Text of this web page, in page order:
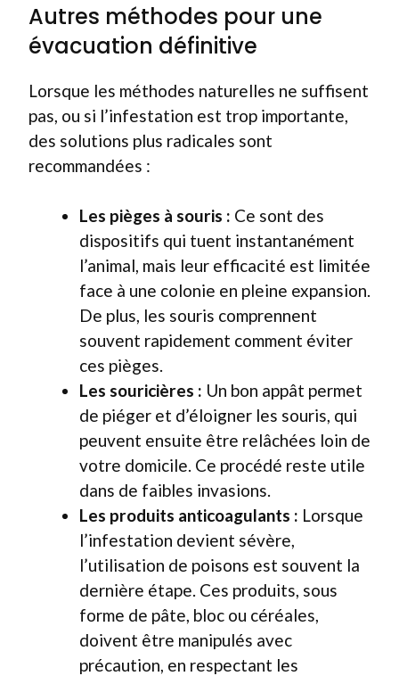
Autres méthodes pour une
évacuation définitive
Lorsque les méthodes naturelles ne suffisent
pas, ou si l’infestation est trop importante,
des solutions plus radicales sont
recommandées :
Les pièges à souris : Ce sont des
dispositifs qui tuent instantanément
l’animal, mais leur efficacité est limitée
face à une colonie en pleine expansion.
De plus, les souris comprennent
souvent rapidement comment éviter
ces pièges.
Les souricières : Un bon appât permet
de piéger et d’éloigner les souris, qui
peuvent ensuite être relâchées loin de
votre domicile. Ce procédé reste utile
dans de faibles invasions.
Les produits anticoagulants : Lorsque
l’infestation devient sévère,
l’utilisation de poisons est souvent la
dernière étape. Ces produits, sous
forme de pâte, bloc ou céréales,
doivent être manipulés avec
précaution, en respectant les